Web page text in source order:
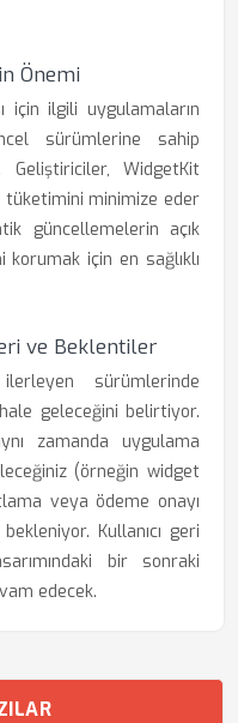
Önemi
için ilgili uygulamaların
sürümlerine sahip
Geliştiriciler, WidgetKit
minimize eder
güncellemelerin açık
için en sağlıklı
ve Beklentiler
sürümlerinde
geleceğini belirtiyor.
zamanda uygulama
(örneğin widget
veya ödeme onayı
Kullanıcı geri
bir sonraki
edecek.